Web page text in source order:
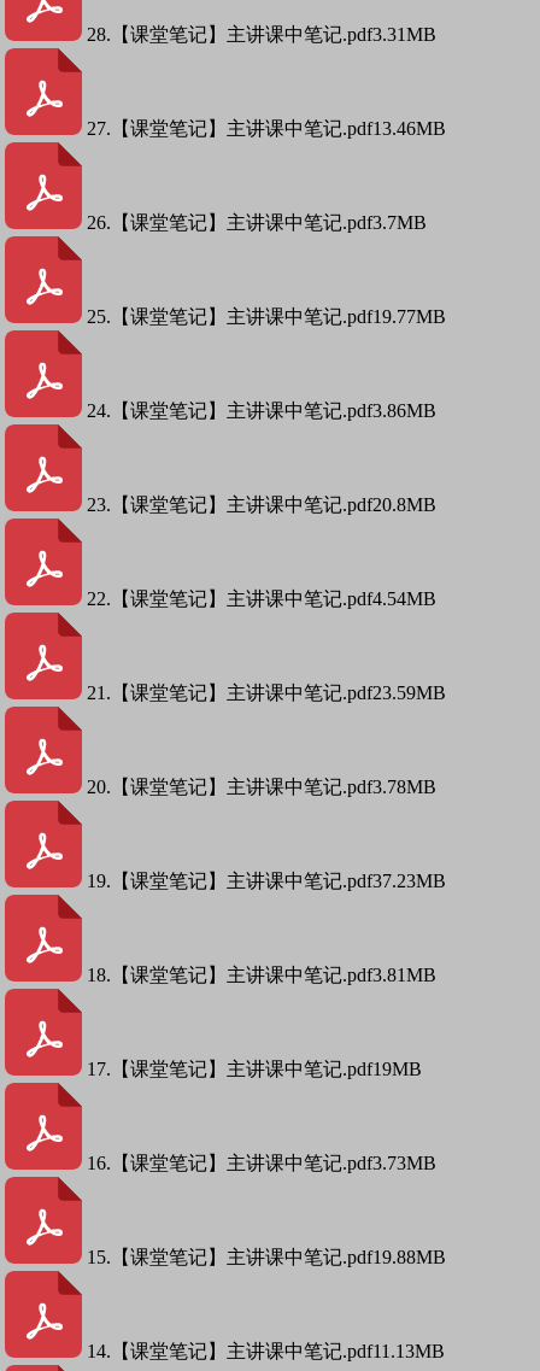
28.【课堂笔记】主讲课中笔记.pdf3.31MB
27.【课堂笔记】主讲课中笔记.pdf13.46MB
26.【课堂笔记】主讲课中笔记.pdf3.7MB
25.【课堂笔记】主讲课中笔记.pdf19.77MB
24.【课堂笔记】主讲课中笔记.pdf3.86MB
23.【课堂笔记】主讲课中笔记.pdf20.8MB
22.【课堂笔记】主讲课中笔记.pdf4.54MB
21.【课堂笔记】主讲课中笔记.pdf23.59MB
20.【课堂笔记】主讲课中笔记.pdf3.78MB
19.【课堂笔记】主讲课中笔记.pdf37.23MB
18.【课堂笔记】主讲课中笔记.pdf3.81MB
17.【课堂笔记】主讲课中笔记.pdf19MB
16.【课堂笔记】主讲课中笔记.pdf3.73MB
15.【课堂笔记】主讲课中笔记.pdf19.88MB
14.【课堂笔记】主讲课中笔记.pdf11.13MB